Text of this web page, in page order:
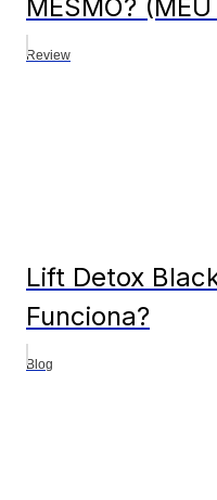
MESMO?
Review
Lift Detox
Funciona?
Blog